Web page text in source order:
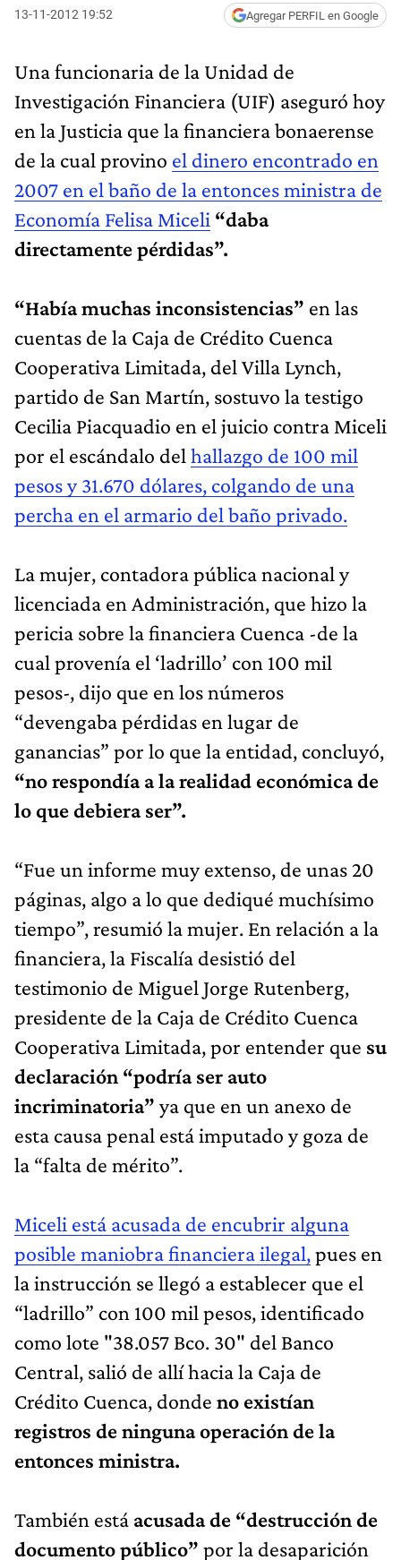
13-11-2012 19:52 Agregar PERFIL en Google
Una funcionaria de la Unidad de
Investigación Financiera (UIF) aseguró hoy
en la Justicia que la financiera bonaerense
de la cual provino el dinero encontrado en
2007 en el baño de la entonces ministra de
Economía Felisa Miceli “daba
directamente pérdidas”.
“Había muchas inconsistencias” en las
cuentas de la Caja de Crédito Cuenca
Cooperativa Limitada, del Villa Lynch,
partido de San Martín, sostuvo la testigo
Cecilia Piacquadio en el juicio contra Miceli
por el escándalo del hallazgo de 100 mil
pesos y 31.670 dólares, colgando de una
percha en el armario del baño privado.
La mujer, contadora pública nacional y
licenciada en Administración, que hizo la
pericia sobre la financiera Cuenca -de la
cual provenía el ‘ladrillo’ con 100 mil
pesos-, dijo que en los números
“devengaba pérdidas en lugar de
ganancias” por lo que la entidad, concluyó,
“no respondía a la realidad económica de
lo que debiera ser”.
“Fue un informe muy extenso, de unas 20
páginas, algo a lo que dediqué muchísimo
tiempo”, resumió la mujer. En relación a la
financiera, la Fiscalía desistió del
testimonio de Miguel Jorge Rutenberg,
presidente de la Caja de Crédito Cuenca
Cooperativa Limitada, por entender que su
declaración “podría ser auto
incriminatoria” ya que en un anexo de
esta causa penal está imputado y goza de
la “falta de mérito”.
Miceli está acusada de encubrir alguna
posible maniobra financiera ilegal,pues en
la instrucción se llegó a establecer que el
“ladrillo” con 100 mil pesos, identificado
como lote "38.057 Bco. 30" del Banco
Central, salió de allí hacia la Caja de
Crédito Cuenca, donde no existían
registros de ninguna operación de la
entonces ministra.
También está acusada de “destrucción de
documento público” por la desaparición